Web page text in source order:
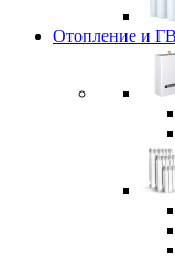
Отопление и